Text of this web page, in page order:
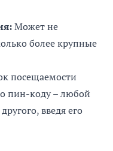
Может не
более крупные
посещаемости
пин-коду – любой
введя его